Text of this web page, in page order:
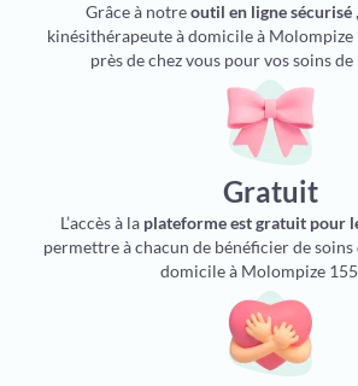
Grâce à notreoutil en ligne sécurisé
kinésithérapeute à domicile à
près de chez vous pour vos soins
Gratuit
L’accès à la plateforme est gratuit pour
permettre à chacun de bénéficier de
domicile à Molompize